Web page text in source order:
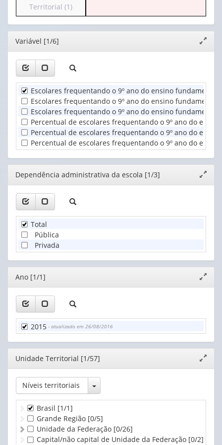
valor):
apenas
1
escola
para
o
cabeçalho
(possui
apenas
valor):
Unidade
Territorial
(1)
Territorial (1)
Editor
janela
Variável [1/6]
Escolares frequentando o 9º ano do ensino
Escolares frequentando o 9º ano do ensino
Escolares frequentando o 9º ano do ensino
Percentual de escolares frequentando o 9º ano do
Percentual de escolares frequentando o 9º ano do
Percentual de escolares frequentando o 9º ano do
Editor
janela
Dependência administrativa da escola [1/3]
Total
Pública
Privada
Editor
janela
Ano [1/1]
2015 - atualizado em 26/08/2016
Editor
janela
Unidade Territorial [1/57]
Níveis territoriais Toggle Dropdown
Brasil [1/1]
Grande Região [0/5]
Unidade da Federação [0/26]
Capital/não capital de Unidade da Federação [0/2]